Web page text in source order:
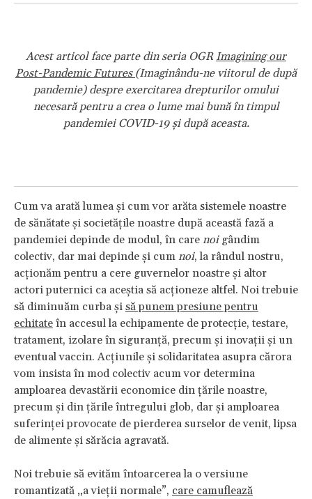
Acest articol face parte din seria OGR Imagining our
Post-Pandemic Futures(Imaginându-ne viitorul de după
pandemie) despre exercitarea drepturilor omului
necesară pentru a crea o lume mai bună în timpul
pandemiei COVID-19 și după aceasta.
Cum va arată lumea și cum vor arăta sistemele noastre
de sănătate și societățile noastre după această fază a
pandemiei depinde de modul, în care noi gândim
colectiv, dar mai depinde și cum noi, la rândul nostru,
acționăm pentru a cere guvernelor noastre și altor
actori puternici ca aceștia să acționeze altfel. Noi trebuie
să diminuăm curba și să punem presiune pentru
echitate în accesul la echipamente de protecție, testare,
tratament, izolare în siguranță, precum și inovații și un
eventual vaccin. Acțiunile și solidaritatea asupra cărora
vom insista în mod colectiv acum vor determina
amploarea devastării economice din țările noastre,
precum și din țările întregului glob, dar și amploarea
suferinței provocate de pierderea surselor de venit, lipsa
de alimente și sărăcia agravată.
Noi trebuie să evităm întoarcerea la o versiune
romantizată „a vieții normale”, care camuflează